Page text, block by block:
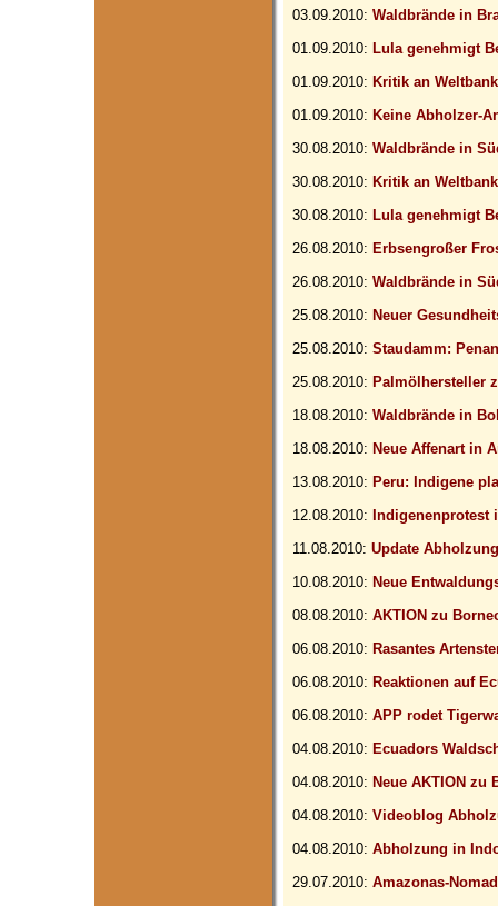
03.09.2010: Waldbrände in
01.09.2010: Lula genehmigt
01.09.2010: Kritik an
01.09.2010: Keine Abholzer-
30.08.2010: Waldbrände in
30.08.2010: Kritik an
30.08.2010: Lula genehmigt
26.08.2010: Erbsengroßer
26.08.2010: Waldbrände in
25.08.2010: Neuer
25.08.2010: Staudamm:
25.08.2010: Palmölhersteller
18.08.2010: Waldbrände in
18.08.2010: Neue Affenart in
13.08.2010: Peru: Indigene
12.08.2010: Indigenenprotest
11.08.2010: Update
10.08.2010: Neue
08.08.2010: AKTION zu
06.08.2010: Rasantes
06.08.2010: Reaktionen auf
06.08.2010: APP rodet
04.08.2010: Ecuadors
04.08.2010: Neue AKTION zu
04.08.2010: Videoblog
04.08.2010: Abholzung in
29.07.2010: Amazonas-